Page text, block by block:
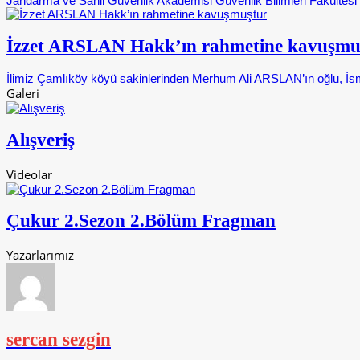
İzzet ARSLAN Hakk’ın rahmetine
İlimiz Çamlıköy köyü sakinlerinden Merhum Ali ARSLAN’ın oğlu,
Galeri
Alışveriş
Videolar
Çukur 2.Sezon 2.Bölüm Fragman
Yazarlarımız
sercan sezgin